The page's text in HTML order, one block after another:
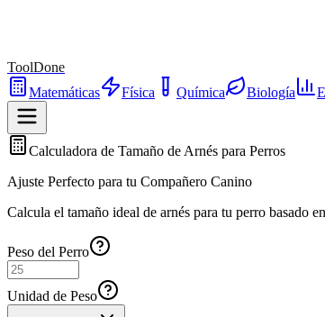
ToolDone
Matemáticas
Física Química Biología
Calculadora de Tamaño de Arnés para Perros
Ajuste Perfecto para tu Compañero Canino
Calcula el tamaño ideal de arnés para tu perro basado
Peso del Perro
Unidad de Peso